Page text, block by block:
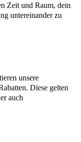
Zeit und Raum, dein
untereinander zu
unsere
Diese gelten
auch